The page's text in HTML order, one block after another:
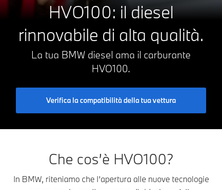
HVO100: il diesel
rinnovabile di alta qualità.
La tua BMW diesel ama il carburante
HVO100.
Verifica la compatibilità della tua vettura
Che cos’è HVO100?
In BMW, riteniamo che l’apertura alle nuove tecnologie